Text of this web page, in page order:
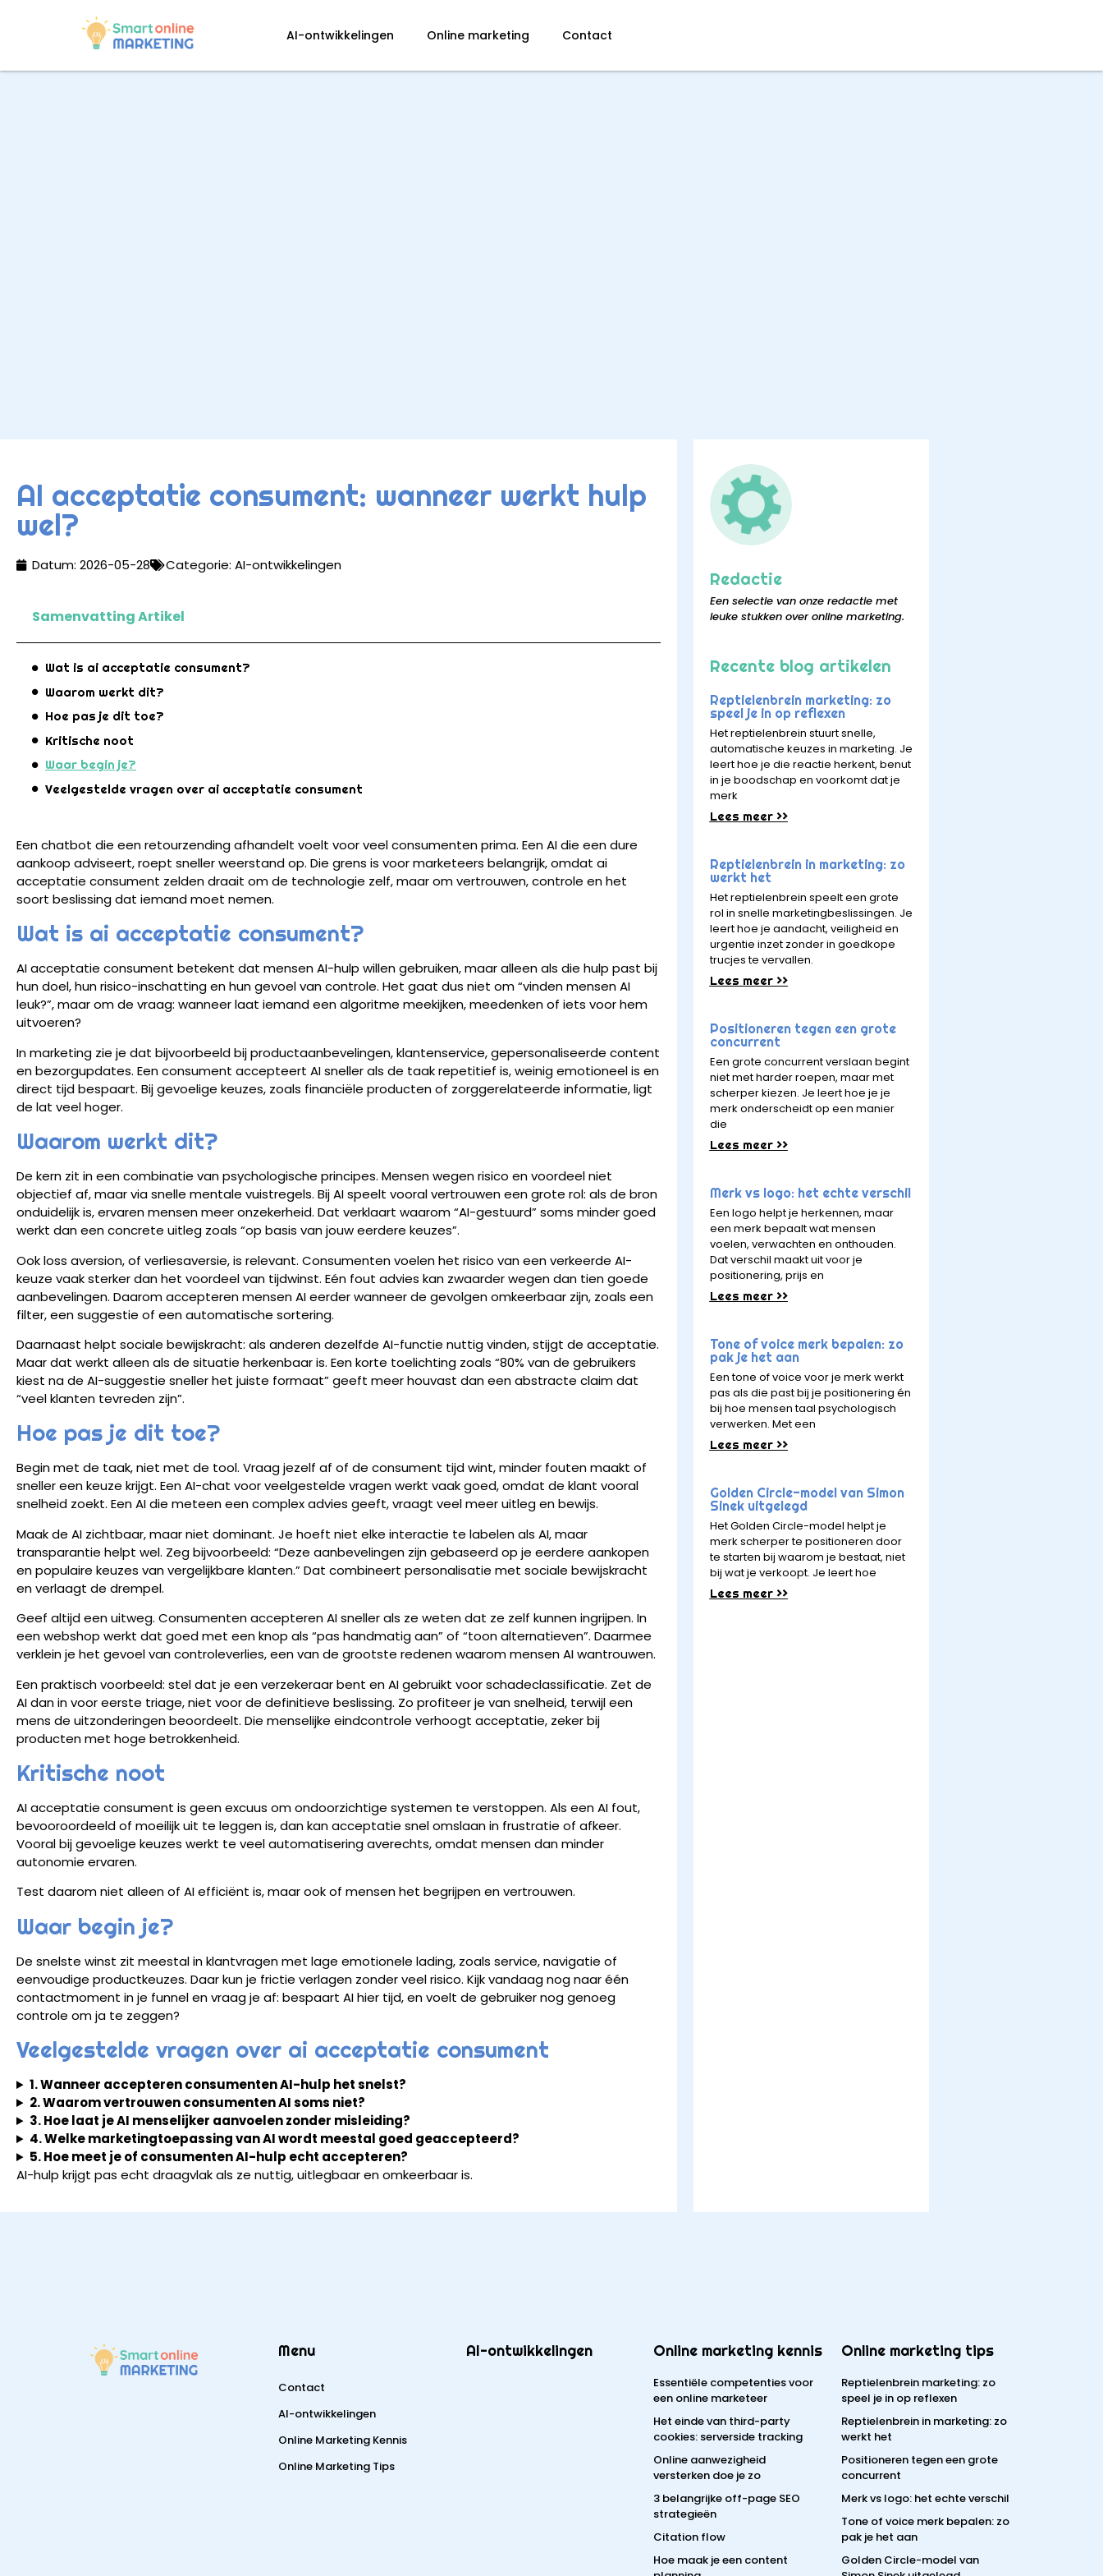
AI-ontwikkelingen Online marketing Contact
AI acceptatie consument: wanneer werkt hulp
wel?
Datum: 2026-05-28 Categorie: AI-ontwikkelingen
Samenvatting Artikel
Wat is ai acceptatie consument?
Waarom werkt dit?
Hoe pas je dit toe?
Kritische noot
Waar begin je?
Veelgestelde vragen over ai acceptatie consument
Een chatbot die een retourzending afhandelt voelt voor veel consumenten prima. Een AI die een dure
aankoop adviseert, roept sneller weerstand op. Die grens is voor marketeers belangrijk, omdat ai
acceptatie consument zelden draait om de technologie zelf, maar om vertrouwen, controle en het
soort beslissing dat iemand moet nemen.
Wat is ai acceptatie consument?
AI acceptatie consument betekent dat mensen AI-hulp willen gebruiken, maar alleen als die hulp past bij
hun doel, hun risico-inschatting en hun gevoel van controle. Het gaat dus niet om “vinden mensen AI
leuk?”, maar om de vraag: wanneer laat iemand een algoritme meekijken, meedenken of iets voor hem
uitvoeren?
In marketing zie je dat bijvoorbeeld bij productaanbevelingen, klantenservice, gepersonaliseerde content
en bezorgupdates. Een consument accepteert AI sneller als de taak repetitief is, weinig emotioneel is en
direct tijd bespaart. Bij gevoelige keuzes, zoals financiële producten of zorggerelateerde informatie, ligt
de lat veel hoger.
Waarom werkt dit?
De kern zit in een combinatie van psychologische principes. Mensen wegen risico en voordeel niet
objectief af, maar via snelle mentale vuistregels. Bij AI speelt vooral vertrouwen een grote rol: als de bron
onduidelijk is, ervaren mensen meer onzekerheid. Dat verklaart waarom “AI-gestuurd” soms minder goed
werkt dan een concrete uitleg zoals “op basis van jouw eerdere keuzes”.
Ook loss aversion, of verliesaversie, is relevant. Consumenten voelen het risico van een verkeerde AI-
keuze vaak sterker dan het voordeel van tijdwinst. Eén fout advies kan zwaarder wegen dan tien goede
aanbevelingen. Daarom accepteren mensen AI eerder wanneer de gevolgen omkeerbaar zijn, zoals een
filter, een suggestie of een automatische sortering.
Daarnaast helpt sociale bewijskracht: als anderen dezelfde AI-functie nuttig vinden, stijgt de acceptatie.
Maar dat werkt alleen als de situatie herkenbaar is. Een korte toelichting zoals “80% van de gebruikers
kiest na de AI-suggestie sneller het juiste formaat” geeft meer houvast dan een abstracte claim dat
“veel klanten tevreden zijn”.
Hoe pas je dit toe?
Begin met de taak, niet met de tool. Vraag jezelf af of de consument tijd wint, minder fouten maakt of
sneller een keuze krijgt. Een AI-chat voor veelgestelde vragen werkt vaak goed, omdat de klant vooral
snelheid zoekt. Een AI die meteen een complex advies geeft, vraagt veel meer uitleg en bewijs.
Maak de AI zichtbaar, maar niet dominant. Je hoeft niet elke interactie te labelen als AI, maar
transparantie helpt wel. Zeg bijvoorbeeld: “Deze aanbevelingen zijn gebaseerd op je eerdere aankopen
en populaire keuzes van vergelijkbare klanten.” Dat combineert personalisatie met sociale bewijskracht
en verlaagt de drempel.
Geef altijd een uitweg. Consumenten accepteren AI sneller als ze weten dat ze zelf kunnen ingrijpen. In
een webshop werkt dat goed met een knop als “pas handmatig aan” of “toon alternatieven”. Daarmee
verklein je het gevoel van controleverlies, een van de grootste redenen waarom mensen AI wantrouwen.
Een praktisch voorbeeld: stel dat je een verzekeraar bent en AI gebruikt voor schadeclassificatie. Zet de
AI dan in voor eerste triage, niet voor de definitieve beslissing. Zo profiteer je van snelheid, terwijl een
mens de uitzonderingen beoordeelt. Die menselijke eindcontrole verhoogt acceptatie, zeker bij
producten met hoge betrokkenheid.
Kritische noot
AI acceptatie consument is geen excuus om ondoorzichtige systemen te verstoppen. Als een AI fout,
bevooroordeeld of moeilijk uit te leggen is, dan kan acceptatie snel omslaan in frustratie of afkeer.
Vooral bij gevoelige keuzes werkt te veel automatisering averechts, omdat mensen dan minder
autonomie ervaren.
Test daarom niet alleen of AI efficiënt is, maar ook of mensen het begrijpen en vertrouwen.
Waar begin je?
De snelste winst zit meestal in klantvragen met lage emotionele lading, zoals service, navigatie of
eenvoudige productkeuzes. Daar kun je frictie verlagen zonder veel risico. Kijk vandaag nog naar één
contactmoment in je funnel en vraag je af: bespaart AI hier tijd, en voelt de gebruiker nog genoeg
controle om ja te zeggen?
Veelgestelde vragen over ai acceptatie consument
1. Wanneer accepteren consumenten AI-hulp het snelst?
2. Waarom vertrouwen consumenten AI soms niet?
3. Hoe laat je AI menselijker aanvoelen zonder misleiding?
4. Welke marketingtoepassing van AI wordt meestal goed geaccepteerd?
5. Hoe meet je of consumenten AI-hulp echt accepteren?
AI-hulp krijgt pas echt draagvlak als ze nuttig, uitlegbaar en omkeerbaar is.
Redactie
Een selectie van onze redactie met
leuke stukken over online marketing.
Recente blog artikelen
Reptielenbrein marketing: zo
speel je in op reflexen
Het reptielenbrein stuurt snelle,
automatische keuzes in marketing. Je
leert hoe je die reactie herkent, benut
in je boodschap en voorkomt dat je
merk
Lees meer >>
Reptielenbrein in marketing: zo
werkt het
Het reptielenbrein speelt een grote
rol in snelle marketingbeslissingen. Je
leert hoe je aandacht, veiligheid en
urgentie inzet zonder in goedkope
trucjes te vervallen.
Lees meer >>
Positioneren tegen een grote
concurrent
Een grote concurrent verslaan begint
niet met harder roepen, maar met
scherper kiezen. Je leert hoe je je
merk onderscheidt op een manier
die
Lees meer >>
Merk vs logo: het echte verschil
Een logo helpt je herkennen, maar
een merk bepaalt wat mensen
voelen, verwachten en onthouden.
Dat verschil maakt uit voor je
positionering, prijs en
Lees meer >>
Tone of voice merk bepalen: zo
pak je het aan
Een tone of voice voor je merk werkt
pas als die past bij je positionering én
bij hoe mensen taal psychologisch
verwerken. Met een
Lees meer >>
Golden Circle-model van Simon
Sinek uitgelegd
Het Golden Circle-model helpt je
merk scherper te positioneren door
te starten bij waarom je bestaat, niet
bij wat je verkoopt. Je leert hoe
Lees meer >>
Menu
Contact
AI-ontwikkelingen
Online Marketing Kennis
Online Marketing Tips
AI-ontwikkelingen Online marketing kennis
Essentiële competenties voor
een online marketeer
Het einde van third-party
cookies: serverside tracking
Online aanwezigheid
versterken doe je zo
3 belangrijke off-page SEO
strategieën
Citation flow
Hoe maak je een content
Online marketing tips
Reptielenbrein marketing: zo
speel je in op reflexen
Reptielenbrein in marketing: zo
werkt het
Positioneren tegen een grote
concurrent
Merk vs logo: het echte verschil
Tone of voice merk bepalen: zo
pak je het aan
Golden Circle-model van